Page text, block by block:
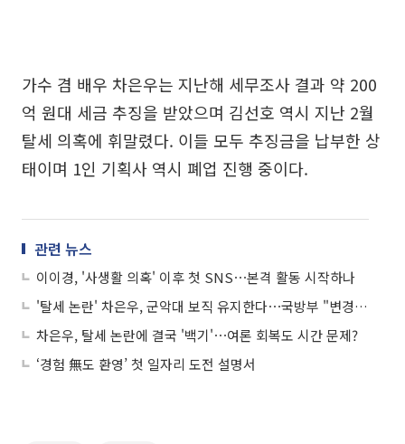
가수 겸 배우 차은우는 지난해 세무조사 결과 약 200
억 원대 세금 추징을 받았으며 김선호 역시 지난 2월
탈세 의혹에 휘말렸다. 이들 모두 추징금을 납부한 상
태이며 1인 기획사 역시 폐업 진행 중이다.
관련 뉴스
이이경, '사생활 의혹' 이후 첫 SNS⋯본격 활동 시작하나
'탈세 논란' 차은우, 군악대 보직 유지한다⋯국방부 "변경 사유 해당 안돼"
차은우, 탈세 논란에 결국 '백기'⋯여론 회복도 시간 문제?
‘경험 無도 환영’ 첫 일자리 도전 설명서